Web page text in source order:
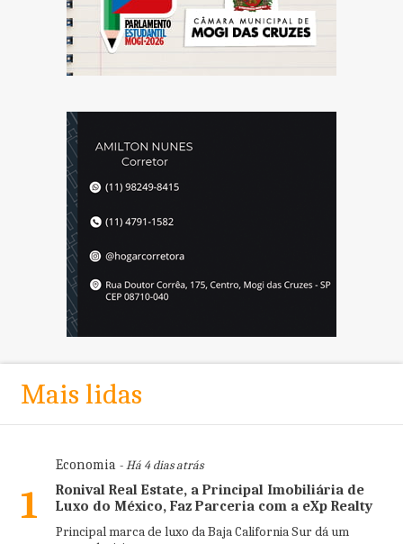
Mais lidas
1
Economia- Há 4 dias atrás
Ronival Real Estate, a Principal Imobiliária de
Luxo do México, Faz Parceria com a eXp Realty
Principal marca de luxo da Baja California Sur dá um